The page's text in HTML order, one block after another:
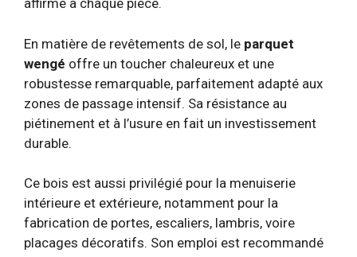
affirmé à chaque pièce.
En matière de revêtements de sol, le parquet
wengé offre un toucher chaleureux et une
robustesse remarquable, parfaitement adapté aux
zones de passage intensif. Sa résistance au
piétinement et à l’usure en fait un investissement
durable.
Ce bois est aussi privilégié pour la menuiserie
intérieure et extérieure, notamment pour la
fabrication de portes, escaliers, lambris, voire
placages décoratifs. Son emploi est recommandé